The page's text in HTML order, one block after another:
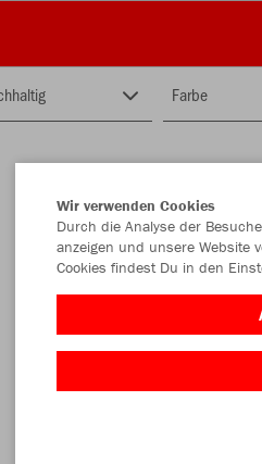
Farbe
Wir verwenden Cookies
Durch die Analyse der
anzeigen und unsere Website
Cookies findest Du in den